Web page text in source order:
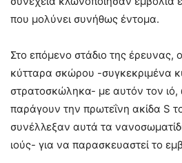
που μολύνει συνήθως έντομα.
Στο επόμενο στάδιο της έρευνας,
κύτταρα σκώρου -συγκεκριμένα
στρατοσκώληκα- με αυτόν τον
παράγουν την πρωτεΐνη ακίδα S
συνέλλεξαν αυτά τα
ιούς- για να παρασκευαστεί το